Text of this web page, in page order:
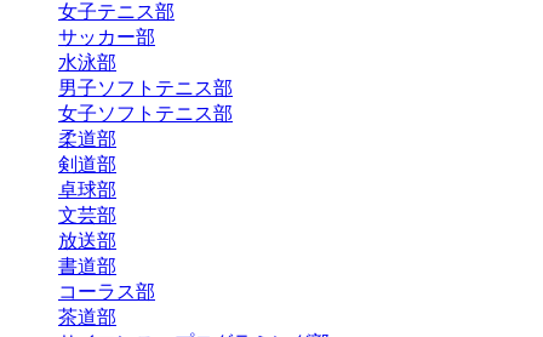
女子テニス部
サッカー部
水泳部
男子ソフトテニス部
女子ソフトテニス部
柔道部
剣道部
卓球部
文芸部
放送部
書道部
コーラス部
茶道部